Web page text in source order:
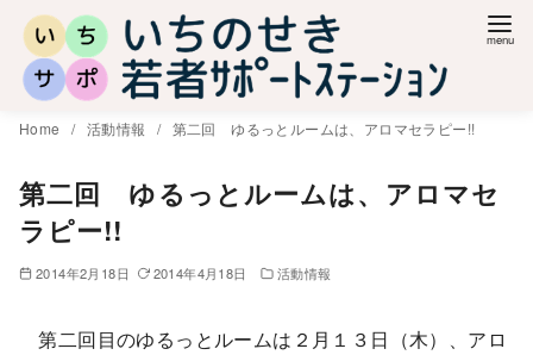
Home 活動情報 第二回 ゆるっとルームは、アロマセラピー!!
第二回 ゆるっとルームは、アロマセ
ラピー!!
2014年2月18日 2014年4月18日 活動情報
第二回目のゆるっとルームは２月１３日（木）、アロ